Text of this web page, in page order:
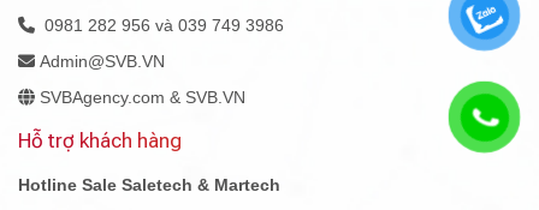
0981 282 956 và 039 749 3986
Admin@SVB.VN
SVBAgency.com & SVB.VN
Hỗ trợ khách hàng
Hotline Sale Saletech & Martech